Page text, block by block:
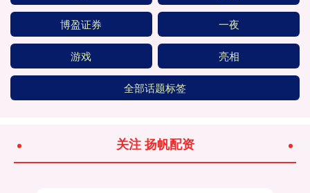
博盈证券 一夜
游戏 亮相
全部话题标签
关注 扬帆配资